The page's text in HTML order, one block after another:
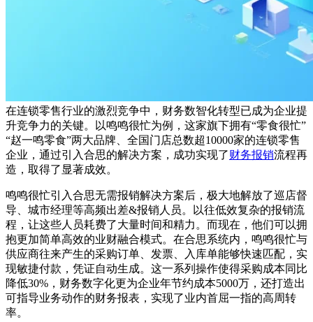
在连锁零售行业的激烈竞争中，财务数智化转型已成为企业提
升竞争力的关键。以鸣鸣很忙为例，这家旗下拥有“零食很忙”
“赵一鸣零食”两大品牌、全国门店总数超10000家的连锁零售
企业，通过引入合思的解决方案，成功实现了财务报销流程再
造，取得了显著成效。
鸣鸣很忙引入合思无需报销解决方案后，极大地解放了巡店督
导、城市经理等高频出差&报销人员。以往低效复杂的报销流
程，让这些人员耗费了大量时间和精力。而现在，他们可以拥
抱更加简单高效的业财融合模式。在合思系统内，鸣鸣很忙与
供应商往来产生的采购订单、发票、入库单能够快速匹配，实
现敏捷付款，凭证自动生成。这一系列操作使得采购成本同比
降低30%，财务数字化更为企业年节约成本5000万，还打造出
可指导业务动作的财务报表，实现了业内首屈一指的高周转
率。